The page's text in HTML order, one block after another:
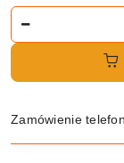
Zamówienie